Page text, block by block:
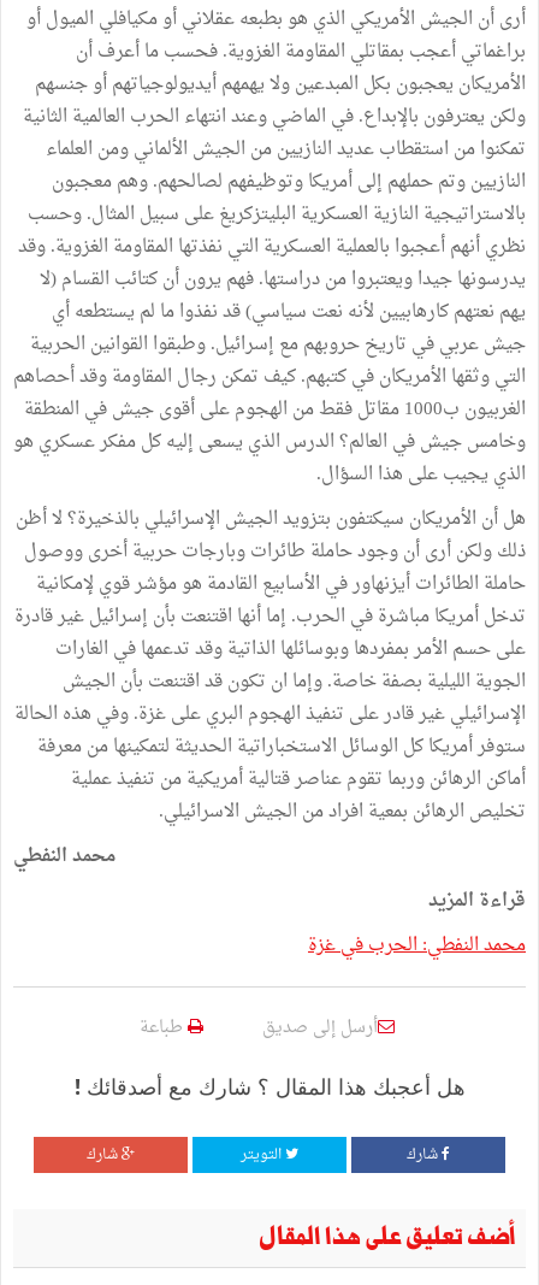
أرى أن الجيش الأمريكي الذي هو بطبعه عقلاني أو مكيافلي الميول أو
براغماتي أعجب بمقاتلي المقاومة الغزوية. فحسب ما أعرف أن
الأمريكان يعجبون بكل المبدعين ولا يهمهم أيديولوجياتهم أو جنسهم
ولكن يعترفون بالإبداع. في الماضي وعند انتهاء الحرب العالمية الثانية
تمكنوا من استقطاب عديد النازيين من الجيش الألماني ومن العلماء
النازيين وتم حملهم إلى أمريكا وتوظيفهم لصالحهم. وهم معجبون
بالاستراتيجية النازية العسكرية البليتزكريغ على سبيل المثال. وحسب
نظري أنهم أعجبوا بالعملية العسكرية التي نفذتها المقاومة الغزوية. وقد
يدرسونها جيدا ويعتبروا من دراستها. فهم يرون أن كتائب القسام (لا
يهم نعتهم كارهابيين لأنه نعت سياسي) قد نفذوا ما لم يستطعه أي
جيش عربي في تاريخ حروبهم مع إسرائيل. وطبقوا القوانين الحربية
التي وثقها الأمريكان في كتبهم. كيف تمكن رجال المقاومة وقد أحصاهم
الغربيون ب1000 مقاتل فقط من الهجوم على أقوى جيش في المنطقة
وخامس جيش في العالم؟ الدرس الذي يسعى إليه كل مفكر عسكري هو
الذي يجيب على هذا السؤال.
هل أن الأمريكان سيكتفون بتزويد الجيش الإسرائيلي بالذخيرة؟ لا أظن
ذلك ولكن أرى أن وجود حاملة طائرات وبارجات حربية أخرى ووصول
حاملة الطائرات أيزنهاور في الأسابيع القادمة هو مؤشر قوي لإمكانية
تدخل أمريكا مباشرة في الحرب. إما أنها اقتنعت بأن إسرائيل غير قادرة
على حسم الأمر بمفردها وبوسائلها الذاتية وقد تدعمها في الغارات
الجوية الليلية بصفة خاصة. وإما ان تكون قد اقتنعت بأن الجيش
الإسرائيلي غير قادر على تنفيذ الهجوم البري على غزة. وفي هذه الحالة
ستوفر أمريكا كل الوسائل الاستخباراتية الحديثة لتمكينها من معرفة
أماكن الرهائن وربما تقوم عناصر قتالية أمريكية من تنفيذ عملية
تخليص الرهائن بمعية افراد من الجيش الاسرائيلي.
محمد النفطي
قراءة المزيد
محمد النفطي: الحرب في غزة
أرسل إلى صديق طباعة
هل أعجبك هذا المقال ؟ شارك مع أصدقائك !
شارك التويتر شارك
أضف تعليق على هذا المقال